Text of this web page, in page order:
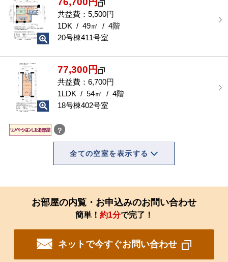
共益費：5,500円
1DK / 49㎡ / 4階
20号棟411号室
77,300円
共益費：6,700円
1LDK / 54㎡ / 4階
18号棟402号室
？
全ての空室を表示する
お部屋の内覧・お申込みのお問い合わせ
簡単！ 約1分で完了！
ネットで今すぐお問い合わせ